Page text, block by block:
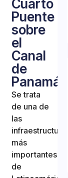
Cuarto
Puente
sobre
el
Canal
de
Panamá
Se trata
de una de
las
infraestructuras
más
importantes
de